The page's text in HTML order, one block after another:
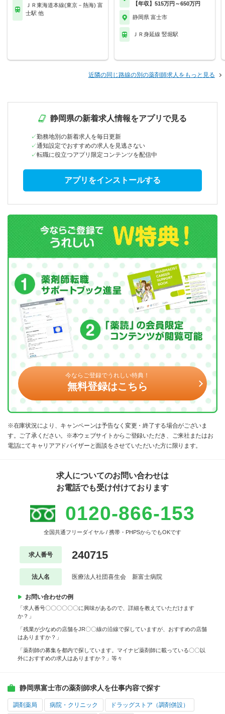
ＪＲ東海道本線(東京－熱海) 富
士駅 他
【年収】515万円～650万円
静岡県 富士市
ＪＲ身延線 竪堀駅
近隣の同じ路線の別の薬剤師求人をもっと見る
静岡県の新着求人情報をアプリで見る
勤務地別の新着求人を毎日更新
通知設定でおすすめの求人を見逃さない
転職に役立つアプリ限定コンテンツを配信中
アプリをインストールする
今ならご登録でうれしい特典！
無料登録はこちら
※在庫状況により、キャンペーンは予告なく変更・終了する場合がございま
す。ご了承ください。※本ウェブサイトからご登録いただき、ご来社またはお
電話にてキャリアアドバイザーと面談をさせていただいた方に限ります。
求人についてのお問い合わせは
お電話でも受け付けております
0120-866-153
全国共通フリーダイヤル / 携帯・PHPSからでもOKです
求人番号 240715
法人名 医療法人社団喜生会 新富士病院
お問い合わせの例
「求人番号〇〇〇〇〇〇に興味があるので、詳細を教えていただけます
か？」
「残業が少なめの店舗をJR〇〇線の沿線で探していますが、おすすめの店舗
はありますか？」
「薬剤師の募集を都内で探しています。マイナビ薬剤師に載っている〇〇以
外におすすめの求人はありますか？」等々
静岡県富士市の薬剤師求人を仕事内容で探す
調剤薬局 病院・クリニック ドラッグストア（調剤併設）